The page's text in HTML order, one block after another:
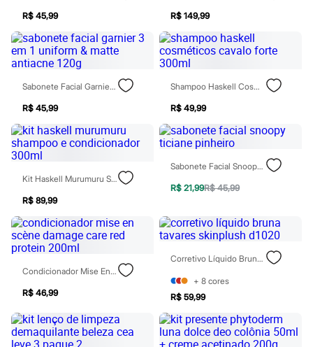
Moda esportiva
Shorts e Bermudas
Todos os produtos
Infantil
Em alta
Arrumadinho para os meninos
Romântico para as meninas
Inverno
Novidades
Roupas menina
0 a 24 meses
1 a 5 anos
10 a 16 anos
Roupas menino
0 a 24 meses
1 a 5 anos
4 a 12 anos
10 a 16 anos
Acessórios
Recém-nascido
Chapéus
Botas
Chinelos
Pantufas
R$ 45,99 R$ 149,99
Sabonete Facial Garnier 3 Em 1 Uniform & Matte Antiacne 120g
R$ 45,99
Shampoo Haskell Cosméticos Cavalo Forte 300ml
R$ 49,99
Kit Haskell Murumuru Shampoo E Condicionador 300ml
R$ 89,99
Sabonete Facial Snoopy Ticiane Pinheiro
R$ 21,99R$ 45,99
Condicionador Mise En Scène Damage Care Red Protein 200ml
R$ 46,99
Corretivo Líquido Bruna Tavares Skinplush D1020
+ 8 cores
R$ 59,99